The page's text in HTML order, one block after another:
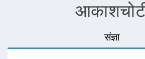
संज्ञा